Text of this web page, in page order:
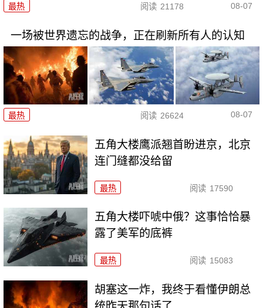
最热 阅读 21178 08-07
一场被世界遗忘的战争，正在刷新所有人的认知
最热 阅读 26624 08-07
五角大楼鹰派翘首盼进京，北京
连门缝都没给留
最热 阅读 17590
五角大楼吓唬中俄？这事恰恰暴
露了美军的底裤
最热 阅读 15083
胡塞这一炸，我终于看懂伊朗总